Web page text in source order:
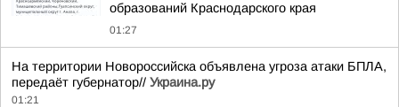
образований Краснодарского края
01:27
На территории Новороссийска объявлена угроза атаки БПЛА,
передаёт губернатор// Украина.ру
01:21